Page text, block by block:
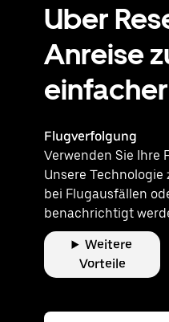
Uber
Anreise
einfacher
Flugverfolgung
Verwenden Sie Ihre
Unsere
bei Flugausfällen
benachrichtigt
Weitere
Vorteile